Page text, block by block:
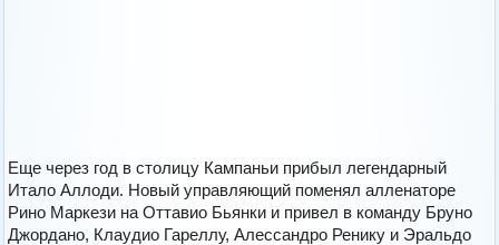
Еще через год в столицу Кампаньи прибыл легендарный
Итало Аллоди. Новый управляющий поменял алленаторе
Рино Маркези на Оттавио Бьянки и привел в команду Бруно
Джордано, Клаудио Гареллу, Алессандро Ренику и Эральдо